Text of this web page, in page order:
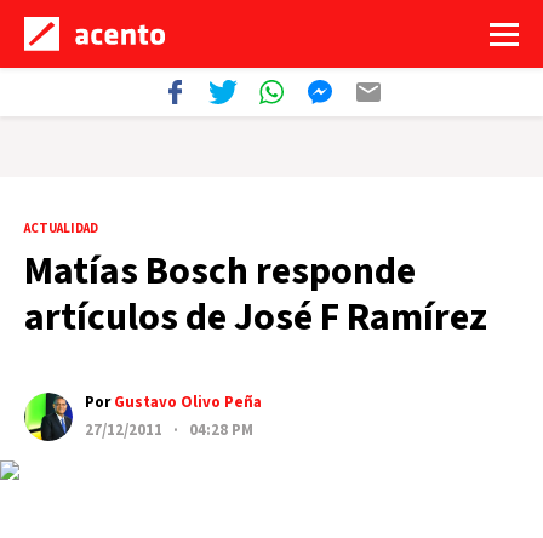
ACTUALIDAD
Matías Bosch responde
artículos de José F Ramírez
PorGustavo Olivo Peña
27/12/2011 · 04:28 PM